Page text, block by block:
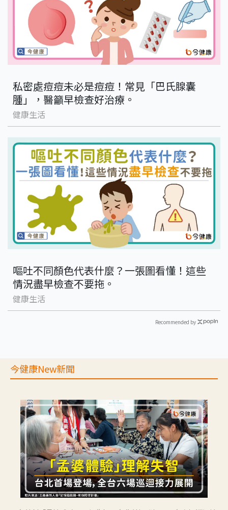
私密處痘痘未必是痘痘！常見「巴氏腺囊
腫」，醫籲早檢查好治療。
健康生活
嘔吐不同顏色代表什麼？一張圖看懂！這些
情況盡早檢查不要拖。
健康生活
Recommended by
今健康New新聞